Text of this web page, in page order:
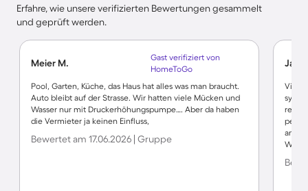
Erfahre, wie unsere verifizierten Bewertungen gesammelt
und geprüft werden.
Meier M.
Gast verifiziert von
HomeToGo
Pool, Garten, Küche, das Haus hat alles was man braucht.
Auto bleibt auf der Strasse. Wir hatten viele Mücken und
Wasser nur mit Druckerhöhungspumpe…. Aber da haben
die Vermieter ja keinen Einfluss,
Bewertet am 17.06.2026 | Gruppe
an
Wir